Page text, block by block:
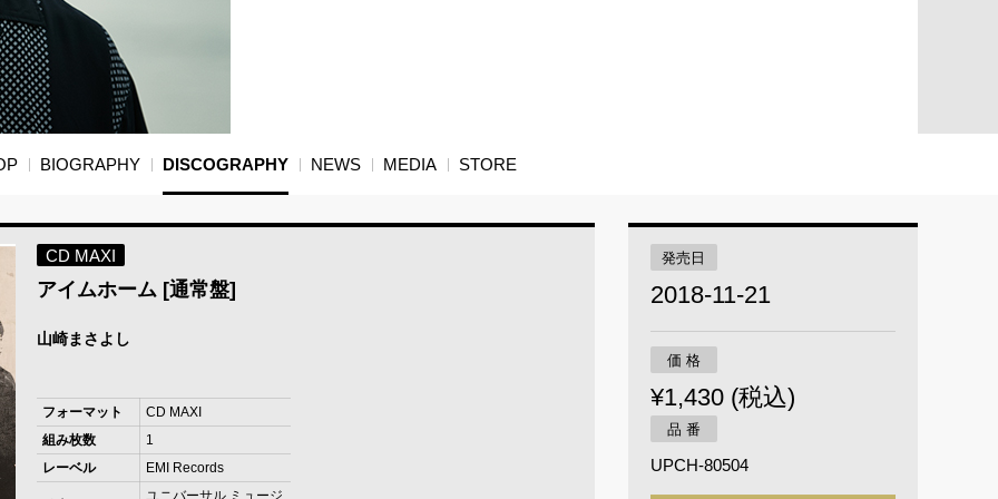
BIOGRAPHY DISCOGRAPHY NEWS MEDIA STORE
CD MAXI
アイムホーム [通常盤]
山崎まさよし
フォーマット
CD MAXI
組み枚数
1
レーベル
EMI Records
発売日
2018-11-21
価 格
¥1,430 (税込)
品 番
UPCH-80504